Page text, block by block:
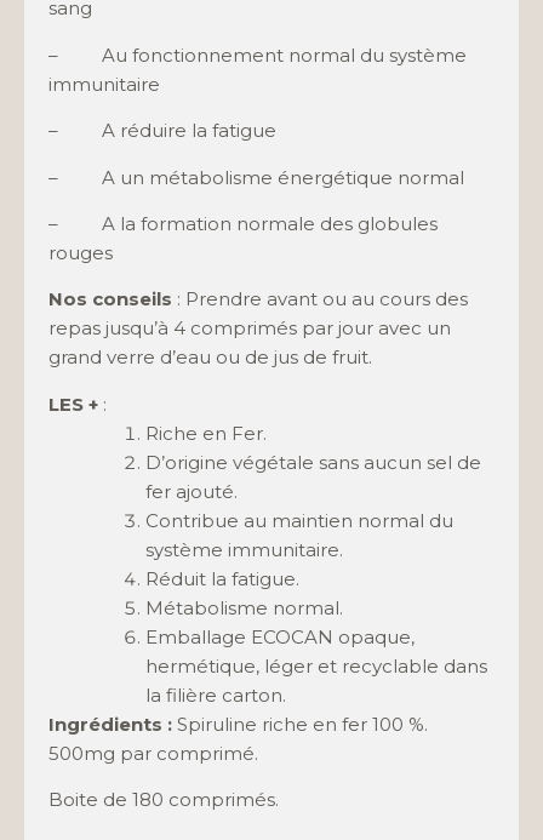
sang
– Au fonctionnement normal du système
immunitaire
– A réduire la fatigue
– A un métabolisme énergétique normal
– A la formation normale des globules
rouges
Nos conseils : Prendre avant ou au cours des
repas jusqu’à 4 comprimés par jour avec un
grand verre d’eau ou de jus de fruit.
LES + :
Riche en Fer.
D’origine végétale sans aucun sel de
fer ajouté.
Contribue au maintien normal du
système immunitaire.
Réduit la fatigue.
Métabolisme normal.
Emballage ECOCAN opaque,
hermétique, léger et recyclable dans
la filière carton.
Ingrédients : Spiruline riche en fer 100 %.
500mg par comprimé.
Boite de 180 comprimés.